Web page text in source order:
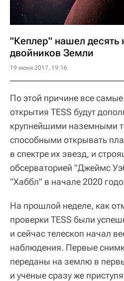
"Кеплер" нашел
двойников Земли
19 июня 2017, 19:16
По этой причине все
открытия TESS будут
крупнейшими наземными
способными открывать
в спектре их звезд, и
обсерваторией "Джеймс
"Хаббл" в начале 2020
На прошлой неделе, как
проверки TESS были
и сейчас телескоп начал
наблюдения. Первые
переданы на землю в
и ученые сразу же